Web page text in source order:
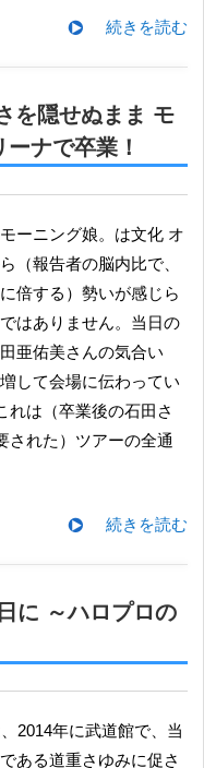
続きを読む
を隠せぬまま モ
ナで卒業！
（報告者の脳内比で、
倍する）勢いが感じら
はありません。当日の
亜佑美さんの気合い
して会場に伝わってい
れは（卒業後の石田さ
された）ツアーの全通
続きを読む
に ～ハロプロの
ある道重さゆみに促さ